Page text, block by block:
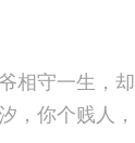
相守一生，却
，你个贱人，